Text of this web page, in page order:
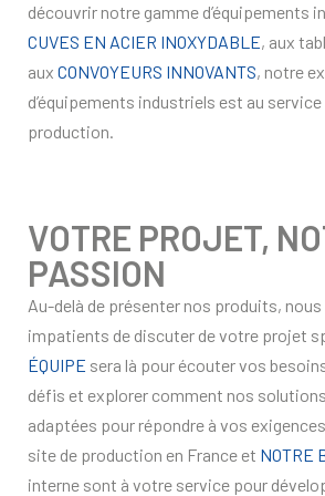
découvrir notre gamme d’équipements
CUVES EN ACIER INOXYDABLE, aux
aux CONVOYEURS INNOVANTS, notre
d’équipements industriels est au
production.
VOTRE PROJET,
PASSION
Au-delà de présenter nos produits,
impatients de discuter de votre projet
ÉQUIPE sera là pour écouter vos
défis et explorer comment nos
adaptées pour répondre à vos
site de production en France et NOTRE
interne sont à votre service pour